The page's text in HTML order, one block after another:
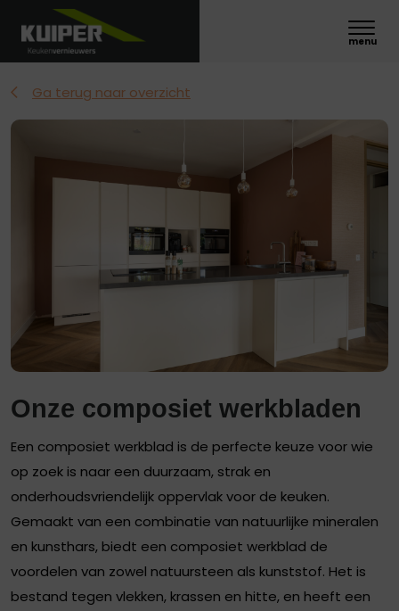
Ga terug naar overzicht
Onze composiet werkbladen
Een composiet werkblad is de perfecte keuze voor wie
op zoek is naar een duurzaam, strak en
onderhoudsvriendelijk oppervlak voor de keuken.
Gemaakt van een combinatie van natuurlijke mineralen
en kunsthars, biedt een composiet werkblad de
voordelen van zowel natuursteen als kunststof. Het is
bestand tegen vlekken, krassen en hitte, en heeft een